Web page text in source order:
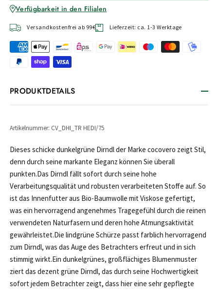
Verfügbarkeit in den Filialen
Versandkostenfrei ab 99€ Lieferzeit: ca. 1-3 Werktage
PRODUKTDETAILS
Artikelnummer: CV_DHI_TR HEDI/75
Dieses schicke dunkelgrüne Dirndl der Marke cocovero zeigt Stil,
denn durch seine markante Eleganz können Sie überall
punkten.Das Dirndl fällt sofort durch seine hohe
Verarbeitungsqualität und robusten verarbeiteten Stoffe auf. So
ist das Innenfutter aus Bio-Baumwolle mit Viskose gefertigt,
was ein hervorragend angenehmes Tragegefühl durch die reinen
verwendeten Naturfasern und deren hohe Atmungsaktivität
gewährleistet.Die lindgrüne Schürze passt farblich hervorragend
zum Dirndl, was das Auge des Betrachters erfreut und in sich
stimmig wirkt.Ein dunkelgrünes, großflächiges Blumenmuster
ziert das dezent grüne Dirndl, das durch seine Hochwertigkeit
sofort jedem Betrachter zeigt, dass hier eine sehr gepflegte